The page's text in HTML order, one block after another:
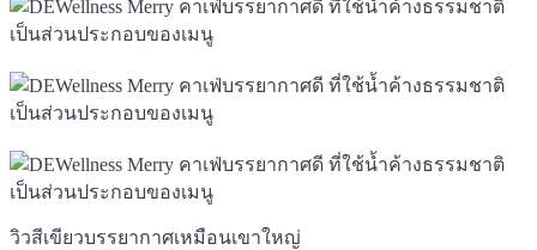
วิวสีเขียวบรรยากาศเหมือนเขาใหญ่